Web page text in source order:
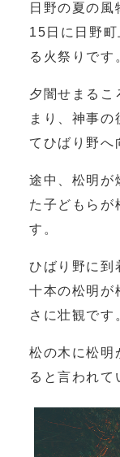
日野の夏の風
15日に日野
る火祭りです
夕闇せまるこ
まり、神事の
てひばり野へ
途中、松明が
た子どもらが
す。
ひばり野に到
十本の松明が
さに壮観です
松の木に松明
ると言われて